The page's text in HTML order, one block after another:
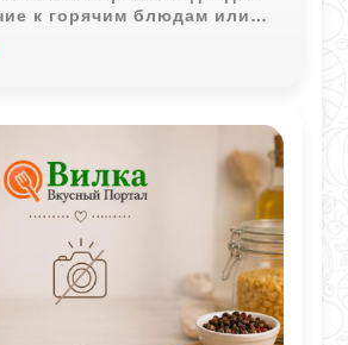
к горячим блюдам или
овощная закуска.